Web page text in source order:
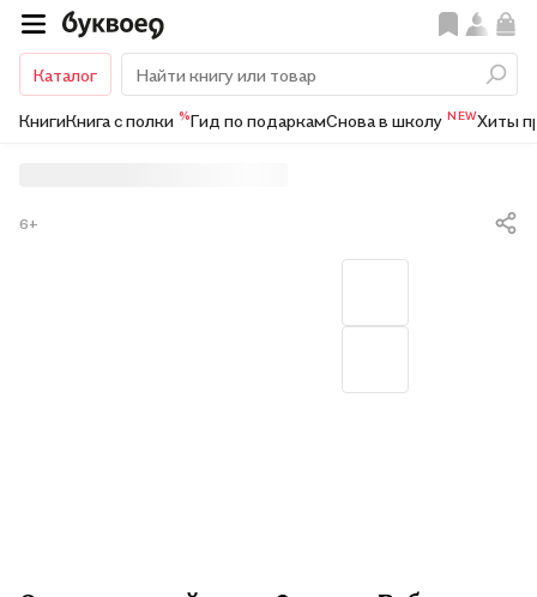
Каталог
КнигиКнига с полки %Гид по подаркамСнова в школу NEWХиты
6+